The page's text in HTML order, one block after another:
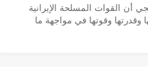
أن القوات المسلحة الإيرانية
وقدرتها وقوتها في مواجهة ما